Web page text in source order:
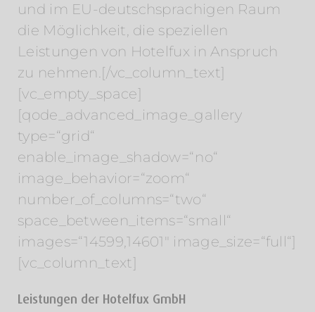
und im EU-deutschsprachigen Raum
die Möglichkeit, die speziellen
Leistungen von Hotelfux in Anspruch
zu nehmen.[/vc_column_text]
[vc_empty_space]
[qode_advanced_image_gallery
type=“grid“
enable_image_shadow=“no“
image_behavior=“zoom“
number_of_columns=“two“
space_between_items=“small“
images=“14599,14601″ image_size=“full“]
[vc_column_text]
Leistungen der Hotelfux GmbH